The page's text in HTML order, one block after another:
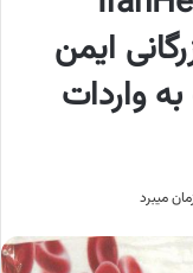
ایمن
واردات